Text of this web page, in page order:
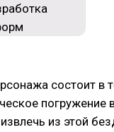
состоит в
погружение
из этой